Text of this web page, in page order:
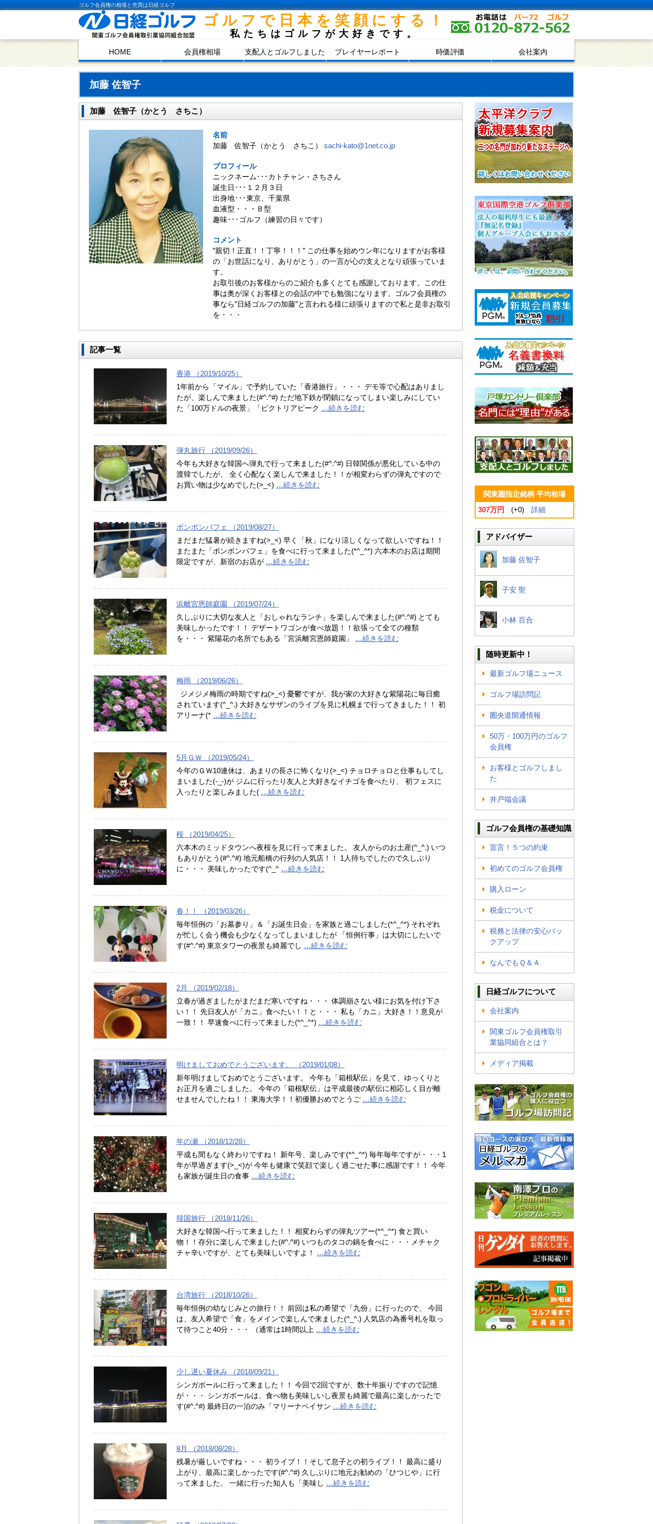
ゴルフ会員権の相場と売買は日経ゴルフ
ゴルフで日本を笑顔にする！
私たちはゴルフが大好きです。
HOME 会員権相場 支配人とゴルフしました プレイヤーレポート 時価評価 会社案内
加藤 佐智子
加藤 佐智子（かとう さちこ）
名前
加藤 佐智子（かとう さちこ）
sachi-kato@1net.co.jp
プロフィール
ニックネーム･･･カトチャン・さちさん
誕生日･･･１２月３日
出身地･･･東京、千葉県
血液型・・・Ｂ型
趣味･･･ゴルフ（練習の日々です）
コメント
”親切！正直！！丁寧！！！” この仕事を始めウン年になりますがお客様
の「お世話になり、ありがとう」の一言が心の支えとなり頑張っていま
す。
お取引後のお客様からのご紹介も多くとても感謝しております。この仕
事は奥が深くお客様との会話の中でも勉強になります。ゴルフ会員権の
事なら”日経ゴルフの加藤”と言われる様に頑張りますので私と是非お取引
を・・・
記事一覧
香港 （2019/10/25）
1年前から「マイル」で予約していた「香港旅行」・・・ デモ等で心配はありまし
たが、楽しんで来ました(#^.^#) ただ地下鉄が閉鎖になってしまい楽しみにしてい
た「100万ドルの夜景」「ビクトリアピーク …続きを読む
弾丸旅行 （2019/09/26）
今年も大好きな韓国へ弾丸で行って来ました(#^.^#) 日韓関係が悪化している中の
渡韓でしたが、 全く心配なく楽しんで来ました！！が相変わらずの弾丸ですので
お買い物は少なめでした(>_<) …続きを読む
ボンボンパフェ （2019/08/27）
まだまだ猛暑が続きますね(>_<) 早く「秋」になり涼しくなって欲しいですね！！
またまた「ボンボンパフェ」を食べに行って来ました(*^_^*) 六本木のお店は期間
限定ですが、新宿のお店が …続きを読む
浜離宮恩師庭園 （2019/07/24）
久しぶりに大切な友人と「おしゃれなランチ」を楽しんで来ました(#^.^#) とても
美味しかったです！！ デザートワゴンが食べ放題！！欲張って全ての種類
を・・・ 紫陽花の名所でもある「宮浜離宮恩師庭園」
…続きを読む
梅雨 （2019/06/26）
ジメジメ梅雨の時期ですね(>_<) 憂鬱ですが、我が家の大好きな紫陽花に毎日癒
されています(^_^.) 大好きなサザンのライブを見に札幌まで行ってきました！！ 初
アリーナ(* …続きを読む
5月ＧＷ （2019/05/24）
今年のＧＷ10連休は、あまりの長さに怖くなり(>_<) チョロチョロと仕事もしてし
まいました(-_-)が ジムに行ったり友人と大好きなイチゴを食べたり、 初フェスに
入ったりと楽しみました( …続きを読む
桜 （2019/04/25）
六本木のミッドタウンへ夜桜を見に行って来ました。 友人からのお土産(^_^.) いつ
もありがとう(#^.^#) 地元船橋の行列の人気店！！ 1人待ちでしたので久しぶり
に・・・ 美味しかったです(^_^ …続きを読む
春！！ （2019/03/26）
毎年恒例の「お墓参り」＆「お誕生日会」を家族と過ごしました(*^_^*) それぞれ
が忙しく会う機会も少なくなってしまいましたが 「恒例行事」は大切にしたいで
す(#^.^#) 東京タワーの夜景も綺麗でし …続きを読む
2月 （2019/02/18）
立春が過ぎましたがまだまだ寒いですね・・・ 体調崩さない様にお気を付け下さ
い！！ 先日友人が「カニ」食べたい！！と・・・ 私も「カニ」大好き！！意見が
一致！！ 早速食べに行って来ました(*^_^*) …続きを読む
明けましておめでとうございます。 （2019/01/08）
新年明けましておめでとうございます。 今年も「箱根駅伝」を見て、ゆっくりと
お正月を過ごしました。 今年の「箱根駅伝」は平成最後の駅伝に相応しく目が離
せませんでしたね！！ 東海大学！！初優勝おめでとうご …続きを読む
年の瀬 （2018/12/28）
平成も間もなく終わりですね！ 新年号、楽しみです(*^_^*) 毎年毎年ですが・・・1
年が早過ぎます(>_<)が 今年も健康で笑顔で楽しく過ごせた事に感謝です！！ 今年
も家族が誕生日の食事 …続きを読む
韓国旅行 （2018/11/26）
大好きな韓国へ行って来ました！！ 相変わらずの弾丸ツアー(*^_^*) 食と買い
物！！存分に楽しんで来ました(#^.^#) いつものタコの鍋を食べに・・・メチャク
チャ辛いですが、とても美味しいですよ！
…続きを読む
台湾旅行 （2018/10/26）
毎年恒例の幼なじみとの旅行！！ 前回は私の希望で「九份」に行ったので、 今回
は、友人希望で「食」をメインで楽しんで来ました(^_^.) 人気店の為番号札を取っ
て待つこと40分・・・ （通常は1時間以上 …続きを読む
少し遅い夏休み （2018/09/21）
シンガポールに行って来ました！！ 今回で2回ですが、数十年振りですので記憶
が・・・ シンガポールは、食べ物も美味しいし夜景も綺麗で最高に楽しかったで
す(#^.^#) 最終日の一泊のみ「マリーナベイサン …続きを読む
8月 （2018/08/28）
残暑が厳しいですね・・・ 初ライブ！！そして息子との初ライブ！！ 最高に盛り
上がり、最高に楽しかったです(#^.^#) 久しぶりに地元お勧めの「ひつじや」に行
って来ました。 一緒に行った知人も「美味し …続きを読む
関東圏指定銘柄 平均相場
307万円
(+0) 詳細
アドバイザー
加藤 佐智子
子安 聖
小林 百合
随時更新中！
最新ゴルフ場ニュース
ゴルフ場訪問記
圏央道開通情報
50万・100万円のゴルフ
会員権
お客様とゴルフしまし
た
井戸端会議
ゴルフ会員権の基礎知識
宣言！５つの約束
初めてのゴルフ会員権
購入ローン
税金について
税務と法律の安心バッ
クアップ
なんでもＱ＆Ａ
日経ゴルフについて
会社案内
関東ゴルフ会員権取引
業協同組合とは？
メディア掲載